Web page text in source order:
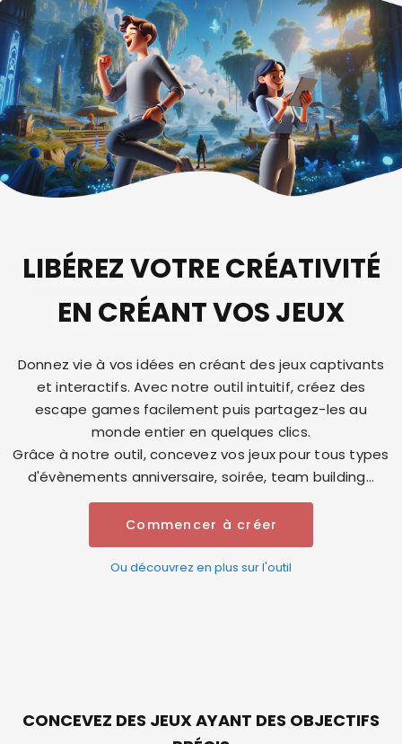
LIBÉREZ VOTRE CRÉATIVITÉ
EN CRÉANT VOS JEUX
Donnez vie à vos idées en créant des jeux captivants
et interactifs. Avec notre outil intuitif, créez des
escape games facilement puis partagez-les au
monde entier en quelques clics.
Grâce à notre outil, concevez vos jeux pour tous types
d'évènements anniversaire, soirée, team building...
Commencer à créer
Ou découvrez en plus sur l'outil
CONCEVEZ DES JEUX AYANT DES OBJECTIFS